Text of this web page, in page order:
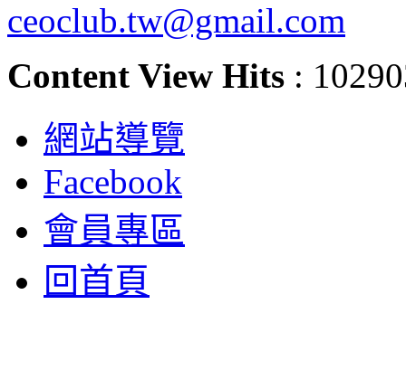
ceoclub.tw@gmail.com
Content View Hits :
網站導覽
Facebook
會員專區
回首頁